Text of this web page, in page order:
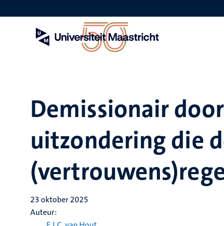
en
Demissionair
uitzondering die
23 oktober 2025
Auteur: